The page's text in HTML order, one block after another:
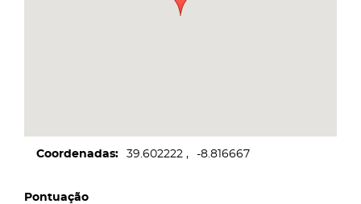
Coordenadas 39.602222 -8.816667
Pontuação